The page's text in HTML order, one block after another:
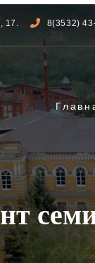
17. 8(3532)